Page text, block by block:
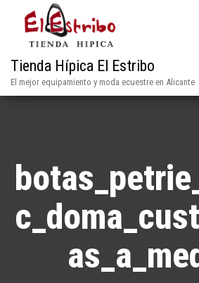
Tienda Hípica El Estribo
El mejor equipamiento y moda ecuestre en Alicante